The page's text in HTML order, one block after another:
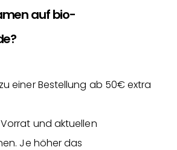
auf bio-
einer Bestellung ab 50€ extra
und aktuellen
Je höher das